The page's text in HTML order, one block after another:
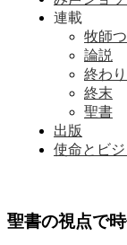
連載
牧師
論説
終わ
終末
聖書
出版
使命とビ
聖書の視点で